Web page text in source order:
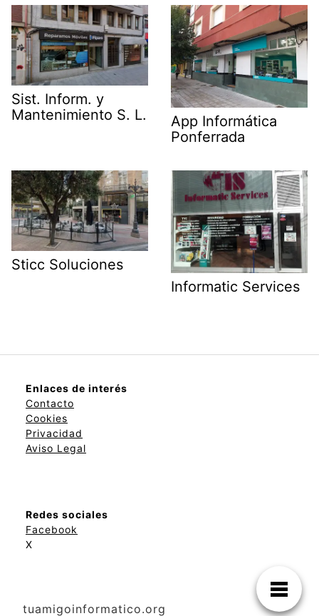
Sist. Inform. y
Mantenimiento S. L.
App Informática
Ponferrada
Sticc Soluciones
Informatic Services
Enlaces de interés
Contacto
Cookies
Privacidad
Aviso Legal
Redes sociales
Facebook
X
tuamigoinformatico.org